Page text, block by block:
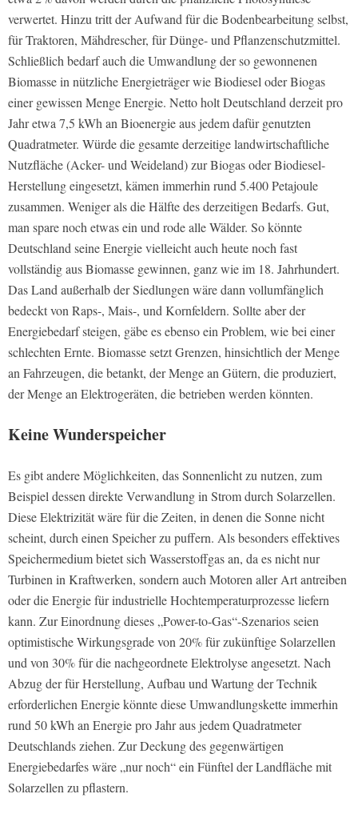
verwertet. Hinzu tritt der Aufwand für die Bodenbearbeitung selbst,
für Traktoren, Mähdrescher, für Dünge- und Pflanzenschutzmittel.
Schließlich bedarf auch die Umwandlung der so gewonnenen
Biomasse in nützliche Energieträger wie Biodiesel oder Biogas
einer gewissen Menge Energie. Netto holt Deutschland derzeit pro
Jahr etwa 7,5 kWh an Bioenergie aus jedem dafür genutzten
Quadratmeter. Würde die gesamte derzeitige landwirtschaftliche
Nutzfläche (Acker- und Weideland) zur Biogas oder Biodiesel-
Herstellung eingesetzt, kämen immerhin rund 5.400 Petajoule
zusammen. Weniger als die Hälfte des derzeitigen Bedarfs. Gut,
man spare noch etwas ein und rode alle Wälder. So könnte
Deutschland seine Energie vielleicht auch heute noch fast
vollständig aus Biomasse gewinnen, ganz wie im 18. Jahrhundert.
Das Land außerhalb der Siedlungen wäre dann vollumfänglich
bedeckt von Raps-, Mais-, und Kornfeldern. Sollte aber der
Energiebedarf steigen, gäbe es ebenso ein Problem, wie bei einer
schlechten Ernte. Biomasse setzt Grenzen, hinsichtlich der Menge
an Fahrzeugen, die betankt, der Menge an Gütern, die produziert,
der Menge an Elektrogeräten, die betrieben werden könnten.
Keine Wunderspeicher
Es gibt andere Möglichkeiten, das Sonnenlicht zu nutzen, zum
Beispiel dessen direkte Verwandlung in Strom durch Solarzellen.
Diese Elektrizität wäre für die Zeiten, in denen die Sonne nicht
scheint, durch einen Speicher zu puffern. Als besonders effektives
Speichermedium bietet sich Wasserstoffgas an, da es nicht nur
Turbinen in Kraftwerken, sondern auch Motoren aller Art antreiben
oder die Energie für industrielle Hochtemperaturprozesse liefern
kann. Zur Einordnung dieses „Power-to-Gas“-Szenarios seien
optimistische Wirkungsgrade von 20% für zukünftige Solarzellen
und von 30% für die nachgeordnete Elektrolyse angesetzt. Nach
Abzug der für Herstellung, Aufbau und Wartung der Technik
erforderlichen Energie könnte diese Umwandlungskette immerhin
rund 50 kWh an Energie pro Jahr aus jedem Quadratmeter
Deutschlands ziehen. Zur Deckung des gegenwärtigen
Energiebedarfes wäre „nur noch“ ein Fünftel der Landfläche mit
Solarzellen zu pflastern.